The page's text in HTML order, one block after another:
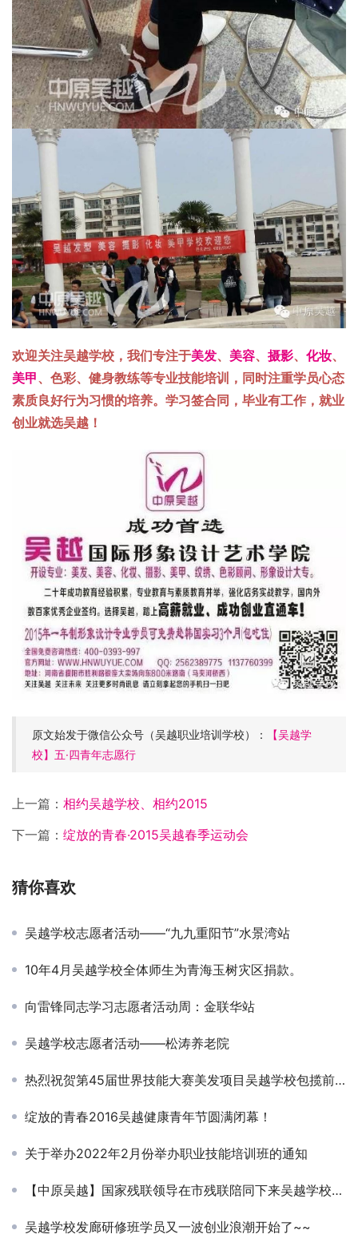
欢迎关注吴越学校，我们专注于美发、 美容、 摄影、 化妆、
美甲、色彩、健身教练等专业技能培训，同时注重学员心态
素质良好行为习惯的培养。学习签合同，毕业有工作，就业
创业就选吴越！
原文始发于微信公众号（吴越职业培训学校）：
【吴越学
校】五·四青年志愿行
上一篇： 相约吴越学校、相约2015
下一篇： 绽放的青春·2015吴越春季运动会
猜你喜欢
吴越学校志愿者活动——“九九重阳节”水景湾站
10年4月吴越学校全体师生为青海玉树灾区捐款。
向雷锋同志学习志愿者活动周：金联华站
吴越学校志愿者活动——松涛养老院
热烈祝贺第45届世界技能大赛美发项目吴越学校包揽前三名
绽放的青春2016吴越健康青年节圆满闭幕！
关于举办2022年2月份举办职业技能培训班的通知
【中原吴越】国家残联领导在市残联陪同下来吴越学校视察指导工作
吴越学校发廊研修班学员又一波创业浪潮开始了~~